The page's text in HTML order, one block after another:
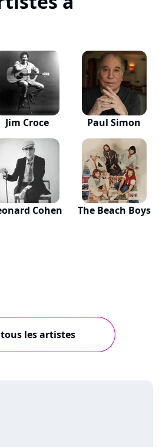
Jim Croce Paul Simon
Cohen The Beach Boys
les artistes